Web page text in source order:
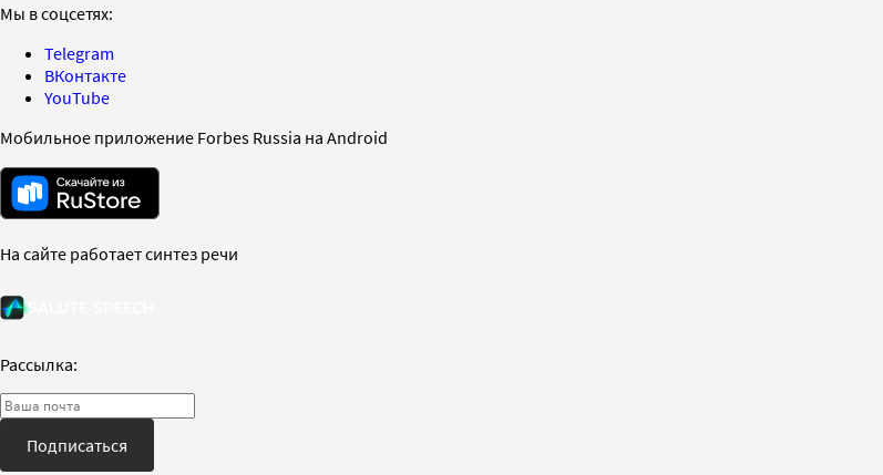
Мы в соцсетях:
Telegram
ВКонтакте
YouTube
Мобильное приложение Forbes Russia на Android
На сайте работает синтез речи
Рассылка:
Подписаться